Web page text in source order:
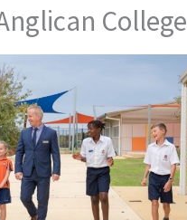
College